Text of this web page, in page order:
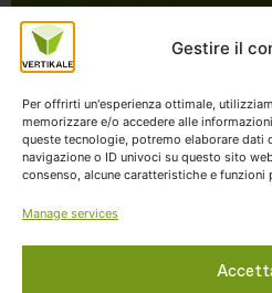
Gestire il
Per offrirti un'esperienza ottimale,
memorizzare e/o accedere alle
queste tecnologie, potremo elaborare dati
navigazione o ID univoci su questo sito
consenso, alcune caratteristiche e
Manage services
NEWSLETTER